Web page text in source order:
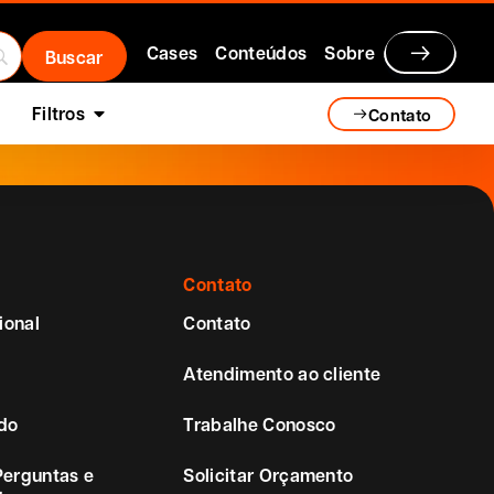
Cases Conteúdos Sobre
Filtros Contato
e
Contato
Contato
Atendimento ao cliente
Trabalhe Conosco
Solicitar Orçamento